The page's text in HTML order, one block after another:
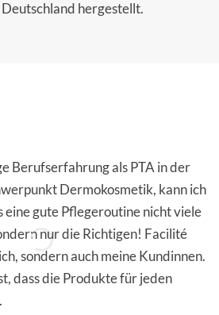
hergestellt.
Berufserfahrung als PTA in der
Dermokosmetik, kann ich
eine gute Pflegeroutine nicht viele
nur die Richtigen! Facilité
sondern auch meine Kundinnen.
dass die Produkte für jeden